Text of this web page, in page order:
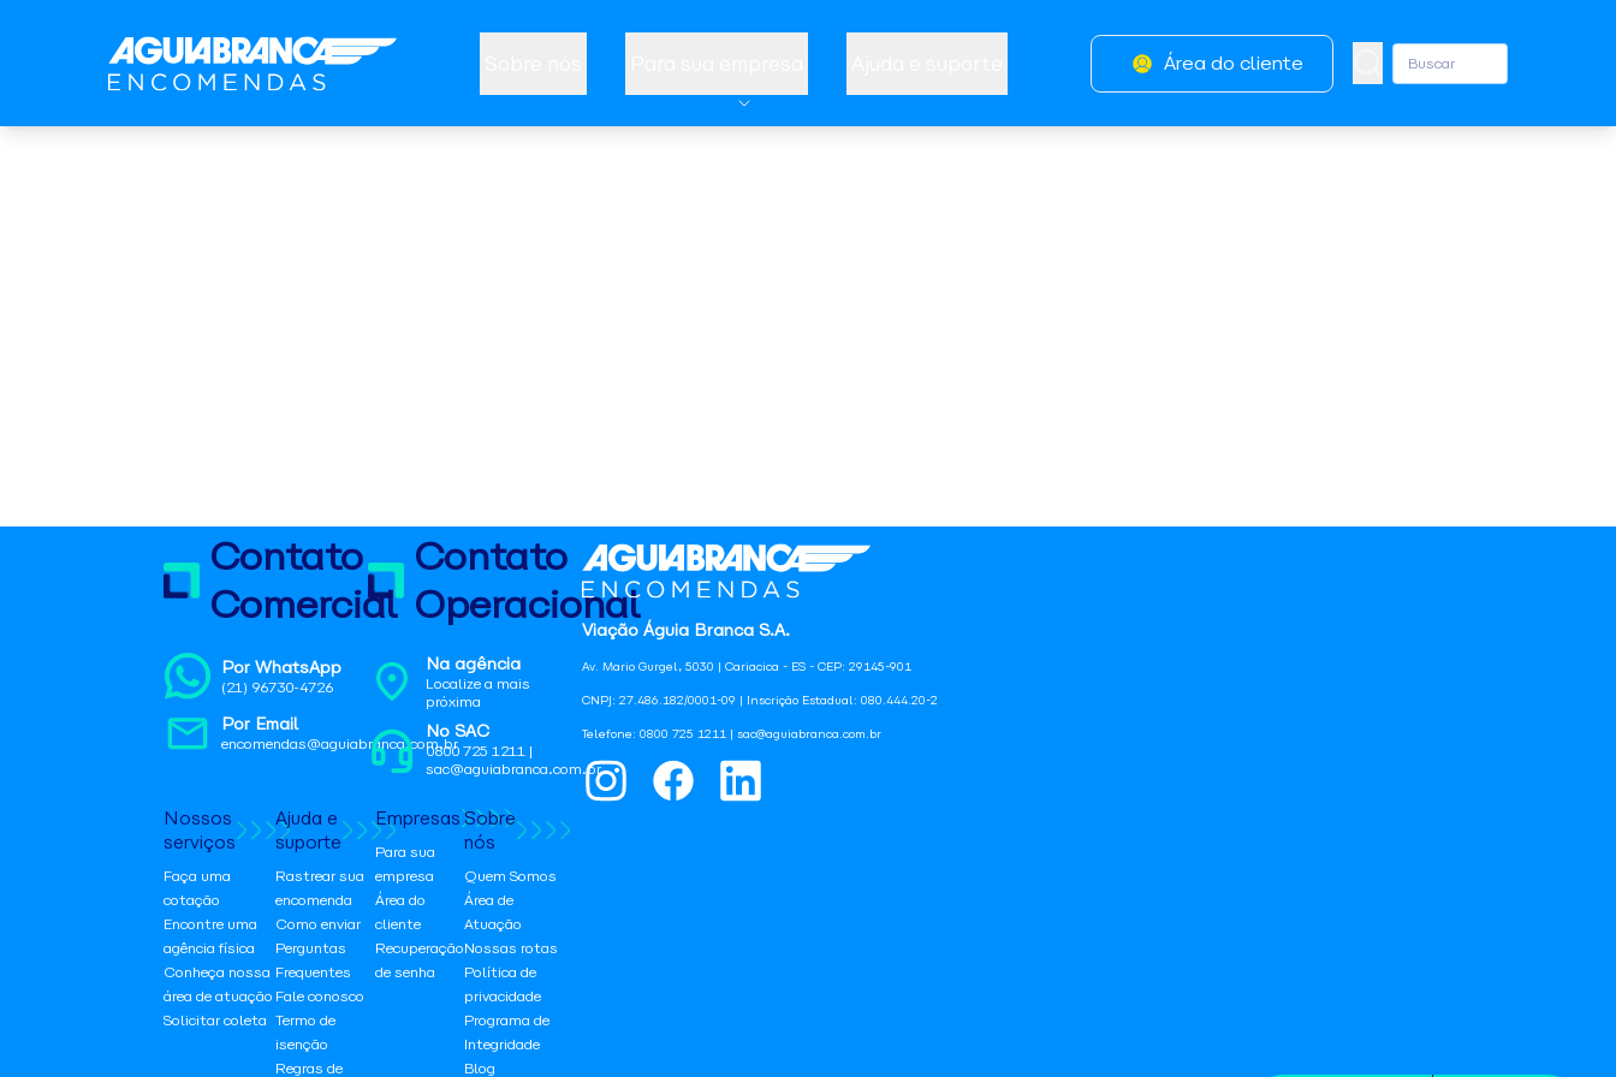
Área do cliente
Viação Águia Branca S.A.
Av. Mario Gurgel, 5030 | Cariacica - ES - CEP: 29145-901
CNPJ: 27.486.182/0001-09 | Inscrição Estadual: 080.444.20-2
Telefone: 0800 725 1211 | sac@aguiabranca.com.br
Contato
Comercial
Por WhatsApp
(21) 96730-4726
Por Email
encomendas@aguiabranca.com.br
Contato
Operacional
Na agência
Localize a mais
próxima
No SAC
0800 725 1211 |
sac@aguiabranca.com.br
Nossos
serviços
Faça uma
cotação
Encontre uma
agência física
Conheça nossa
área de atuação
Solicitar coleta
Ajuda e
suporte
Rastrear sua
encomenda
Como enviar
Perguntas
Frequentes
Fale conosco
Termo de
isenção
Regras de
Empresas
Para sua
empresa
Área do
cliente
Recuperação
de senha
Sobre
nós
Quem Somos
Área de
Atuação
Nossas rotas
Política de
privacidade
Programa de
Integridade
Blog